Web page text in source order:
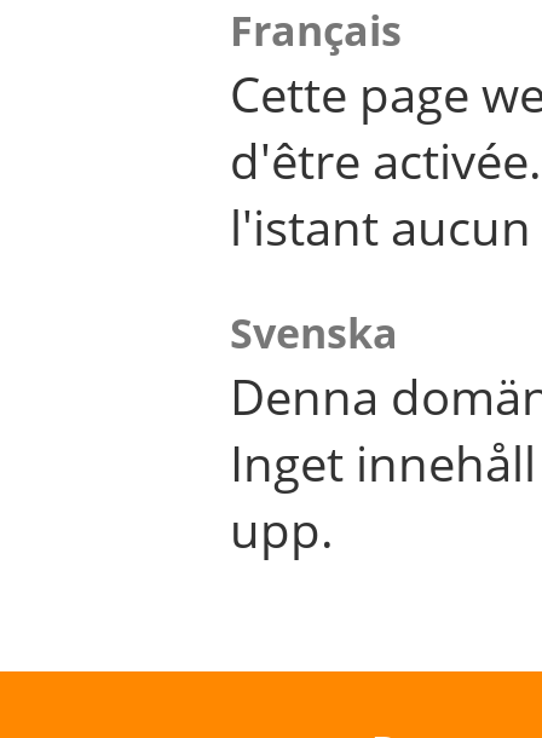
Français
Cette page
d'être
l'istant
Svenska
Denna
Inget
upp.